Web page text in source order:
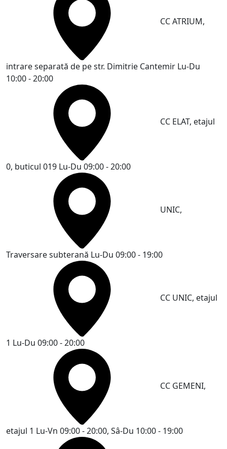
CC ATRIUM,
intrare separată de pe str. Dimitrie Cantemir Lu-Du
10:00 - 20:00
CC ELAT, etajul
0, buticul 019 Lu-Du 09:00 - 20:00
UNIC,
Traversare subterană Lu-Du 09:00 - 19:00
CC UNIC, etajul
1 Lu-Du 09:00 - 20:00
CC GEMENI,
etajul 1 Lu-Vn 09:00 - 20:00, Sâ-Du 10:00 - 19:00